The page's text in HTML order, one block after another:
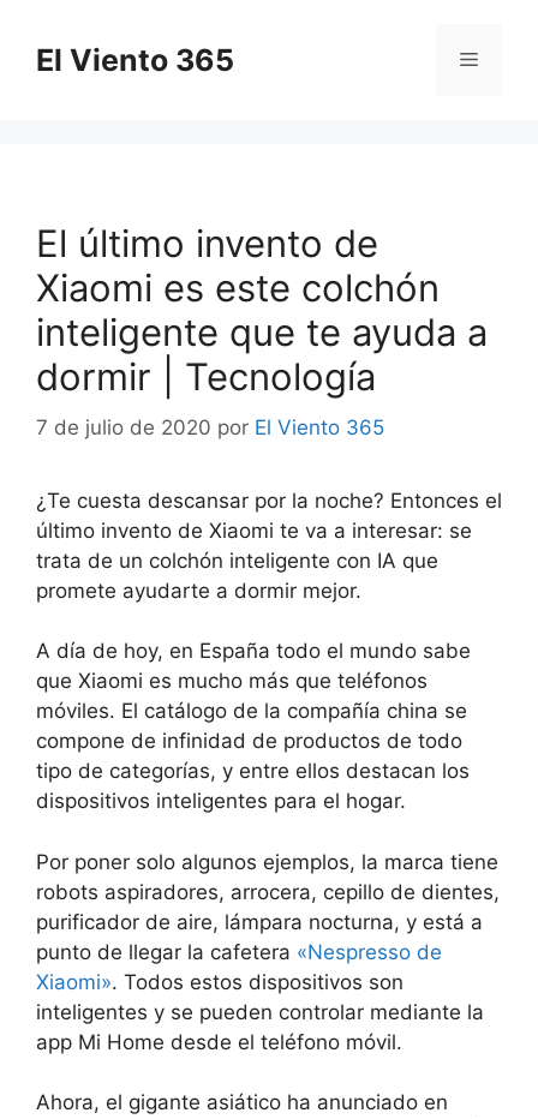
contenido
El Viento 365 Menú
El último invento de
Xiaomi es este colchón
inteligente que te ayuda a
dormir | Tecnología
7 de julio de 2020 por El Viento 365
¿Te cuesta descansar por la noche? Entonces el
último invento de Xiaomi te va a interesar: se
trata de un colchón inteligente con IA que
promete ayudarte a dormir mejor.
A día de hoy, en España todo el mundo sabe
que Xiaomi es mucho más que teléfonos
móviles. El catálogo de la compañía china se
compone de infinidad de productos de todo
tipo de categorías, y entre ellos destacan los
dispositivos inteligentes para el hogar.
Por poner solo algunos ejemplos, la marca tiene
robots aspiradores, arrocera, cepillo de dientes,
purificador de aire, lámpara nocturna, y está a
punto de llegar la cafetera «Nespresso de
Xiaomi». Todos estos dispositivos son
inteligentes y se pueden controlar mediante la
app Mi Home desde el teléfono móvil.
Ahora, el gigante asiático ha anunciado en